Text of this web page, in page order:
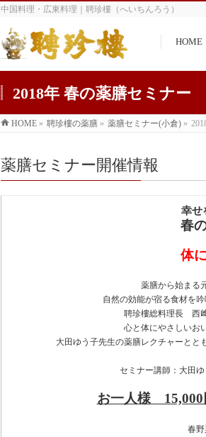
中国料理・広東料理｜聘珍樓（へいちんろう）
HOME
2018年 春の薬膳セミナー
HOME » 聘珍樓の薬膳 » 薬膳セミナー(小倉) »
薬膳セミナー開催情報
幸せ
春
体
薬膳から始まる
自然の効能が宿る食材を
聘珍樓総料理長 西
心と体にやさしいお
大田ゆう子先生の薬膳レクチャーとと
セミナー講師：大田
お一人様 15,000
春